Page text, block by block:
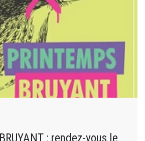
: rendez-vous le